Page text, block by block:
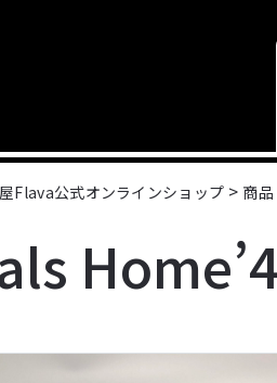
Flava公式オンラインショップ > 商品